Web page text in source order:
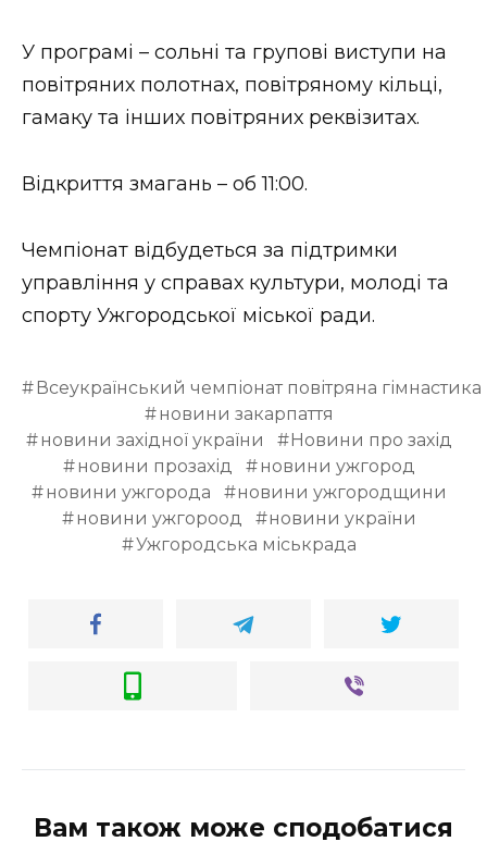
ВІДЕО
У програмі – сольні та групові виступи на
повітряних полотнах, повітряному кільці,
гамаку та інших повітряних реквізитах.
Відкриття змагань – об 11:00.
Чемпіонат відбудеться за підтримки
управління у справах культури, молоді та
спорту Ужгородської міської ради.
Всеукраїнський чемпіонат повітряна гімнастика
новини закарпаття
новини західної україни
Новини про захід
новини прозахід
новини ужгород
новини ужгорода
новини ужгородщини
новини ужгороод
новини україни
Ужгородська міськрада
Вам також може сподобатися